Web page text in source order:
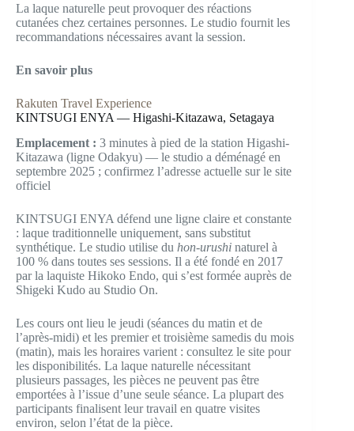
La laque naturelle peut provoquer des réactions
cutanées chez certaines personnes. Le studio fournit les
recommandations nécessaires avant la session.
En savoir plus
Rakuten Travel Experience
KINTSUGI ENYA — Higashi-Kitazawa, Setagaya
Emplacement : 3 minutes à pied de la station Higashi-
Kitazawa (ligne Odakyu) — le studio a déménagé en
septembre 2025 ; confirmez l’adresse actuelle sur le site
officiel
KINTSUGI ENYA défend une ligne claire et constante
: laque traditionnelle uniquement, sans substitut
synthétique. Le studio utilise du hon-urushi naturel à
100 % dans toutes ses sessions. Il a été fondé en 2017
par la laquiste Hikoko Endo, qui s’est formée auprès de
Shigeki Kudo au Studio On.
Les cours ont lieu le jeudi (séances du matin et de
l’après-midi) et les premier et troisième samedis du mois
(matin), mais les horaires varient : consultez le site pour
les disponibilités. La laque naturelle nécessitant
plusieurs passages, les pièces ne peuvent pas être
emportées à l’issue d’une seule séance. La plupart des
participants finalisent leur travail en quatre visites
environ, selon l’état de la pièce.